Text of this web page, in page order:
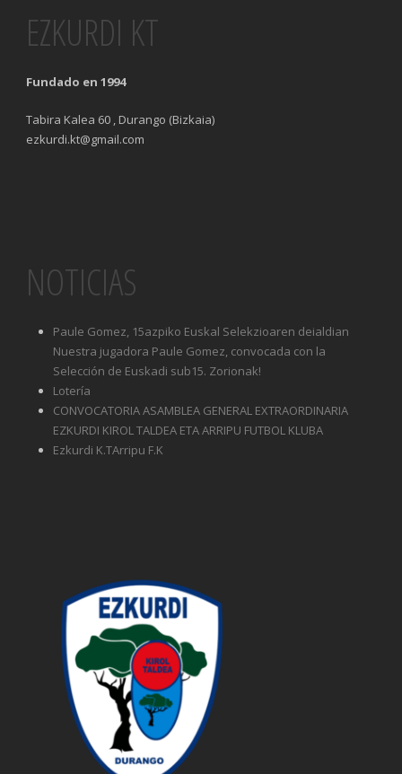
EZKURDI KT
Fundado en 1994
Tabira Kalea 60 , Durango (Bizkaia)
ezkurdi.kt@gmail.com
NOTICIAS
Paule Gomez, 15azpiko Euskal Selekzioaren deialdian
Nuestra jugadora Paule Gomez, convocada con la
Selección de Euskadi sub15. Zorionak!
Lotería
CONVOCATORIA ASAMBLEA GENERAL EXTRAORDINARIA
EZKURDI KIROL TALDEA ETA ARRIPU FUTBOL KLUBA
Ezkurdi K.TArripu F.K